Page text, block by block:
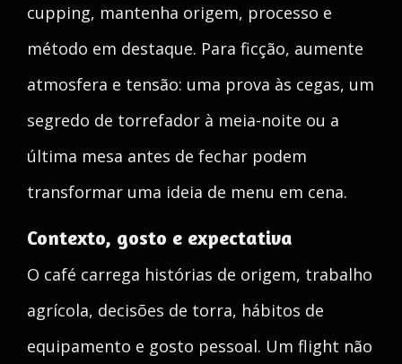
cupping, mantenha origem, processo e
método em destaque. Para ficção, aumente
atmosfera e tensão: uma prova às cegas, um
segredo de torrefador à meia-noite ou a
última mesa antes de fechar podem
transformar uma ideia de menu em cena.
Contexto, gosto e expectativa
O café carrega histórias de origem, trabalho
agrícola, decisões de torra, hábitos de
equipamento e gosto pessoal. Um flight não